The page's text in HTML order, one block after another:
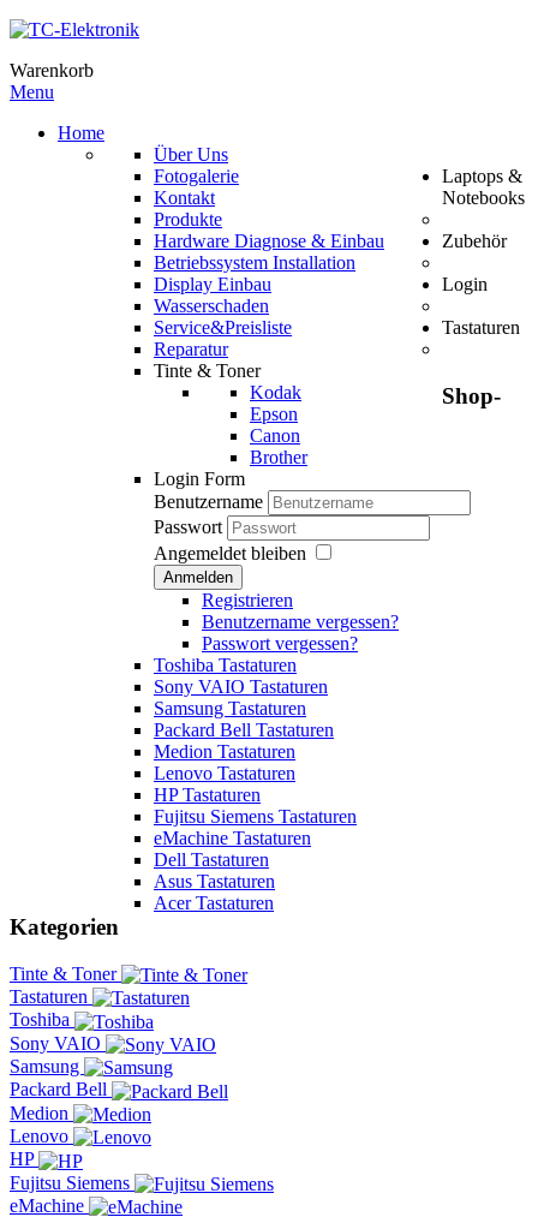
Warenkorb
Menu
Home
Über Uns
Fotogalerie
Kontakt
Produkte
Hardware Diagnose & Einbau
Betriebssystem Installation
Display Einbau
Wasserschaden
Service&Preisliste
Laptops &
Notebooks
Reparatur
Zubehör
Tinte & Toner
Kodak
Epson
Canon
Brother
Login
Login Form
Benutzername
Passwort
Angemeldet bleiben
Anmelden
Registrieren
Benutzername vergessen?
Passwort vergessen?
Tastaturen
Toshiba Tastaturen
Sony VAIO Tastaturen
Samsung Tastaturen
Packard Bell Tastaturen
Medion Tastaturen
Lenovo Tastaturen
HP Tastaturen
Fujitsu Siemens Tastaturen
eMachine Tastaturen
Dell Tastaturen
Asus Tastaturen
Acer Tastaturen
Shop-
Kategorien
Tinte & Toner
Tastaturen
Toshiba
Sony VAIO
Samsung
Packard Bell
Medion
Lenovo
HP
Fujitsu Siemens
eMachine